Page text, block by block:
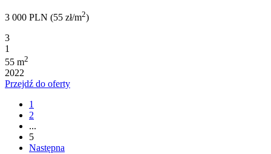
3 000 PLN (55 zł/m2)
3
1
55 m2
2022
Przejdź do oferty
1
2
...
5
Następna